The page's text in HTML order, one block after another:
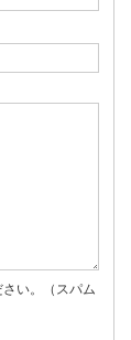
い。（スパム